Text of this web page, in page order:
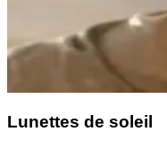
Lunettes de soleil